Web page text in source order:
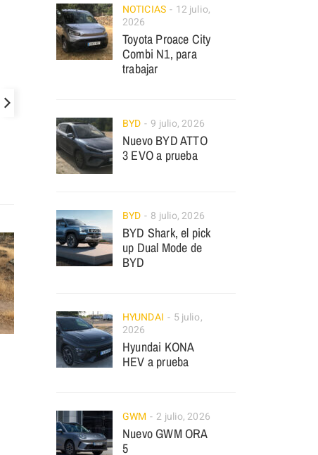
NOTICIAS
12 julio,
2026
Toyota Proace City
Combi N1, para
trabajar
BYD 9 julio, 2026
Nuevo BYD ATTO
3 EVO a prueba
BYD 8 julio, 2026
BYD Shark, el pick
up Dual Mode de
BYD
HYUNDAI
5 julio,
2026
Hyundai KONA
HEV a prueba
GWM 2 julio, 2026
Nuevo GWM ORA
5